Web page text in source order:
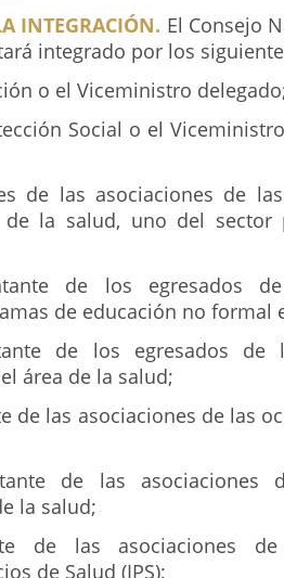
INTEGRACIÓN. El Consejo
integrado por los
o el Viceministro
Social o el
de las asociaciones de
de la salud, uno del
de los egresados
de educación no formal
de los egresados de
área de la salud;
de las asociaciones de las
de las asociaciones
la salud;
de las asociaciones
de Salud (IPS);